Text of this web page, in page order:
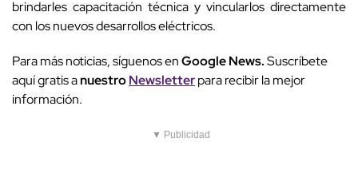
brindarles capacitación técnica y vincularlos directamente
con los nuevos desarrollos eléctricos.
Para más noticias, síguenos enGoogle News.Suscríbete
aquí gratis anuestroNewsletterpara recibir la mejor
información.
▼ Publicidad